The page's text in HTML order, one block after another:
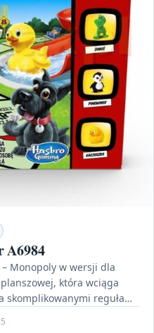
A6984
Monopoly w wersji dla
która wciąga
regułami,